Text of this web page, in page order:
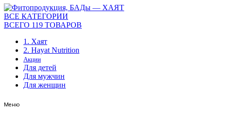
ВСЕ КАТЕГОРИИ
ВСЕГО 119 ТОВАРОВ
1. Хаят
2. Hayat Nutrition
Акции
Для детей
Для мужчин
Для женщин
Меню